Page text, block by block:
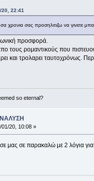
20, 22:41
σας προσηλιτιζω να γινετε
προσφορά.
τους ρομαντικούς που
και τρολαρει ταυτοχρόνως.
so eternal?
01/20, 10:08 »
μας σε παρακαλώ με 2 λόγια